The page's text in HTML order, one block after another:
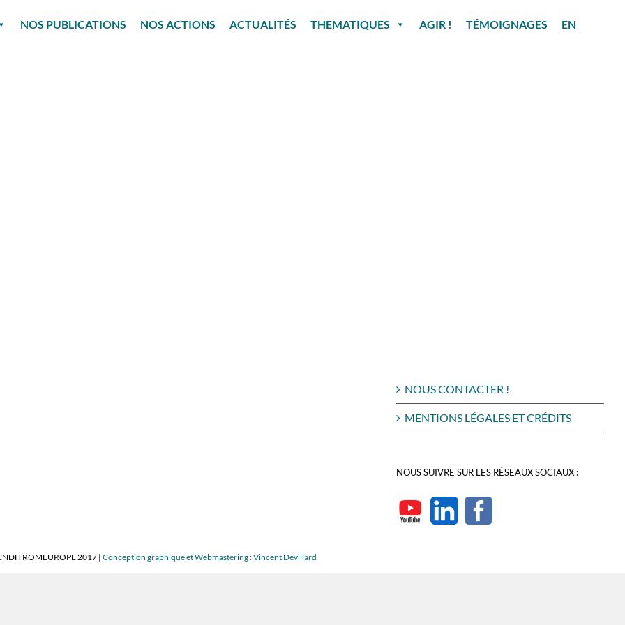
NOS PUBLICATIONS NOS ACTIONS ACTUALITÉS THEMATIQUES AGIR ! TÉMOIGNAGES EN
NOUS CONTACTER !
MENTIONS LÉGALES ET CRÉDITS
NOUS SUIVRE SUR LES RÉSEAUX SOCIAUX :
ROMEUROPE 2017 | Conception graphique et Webmastering : Vincent Devillard